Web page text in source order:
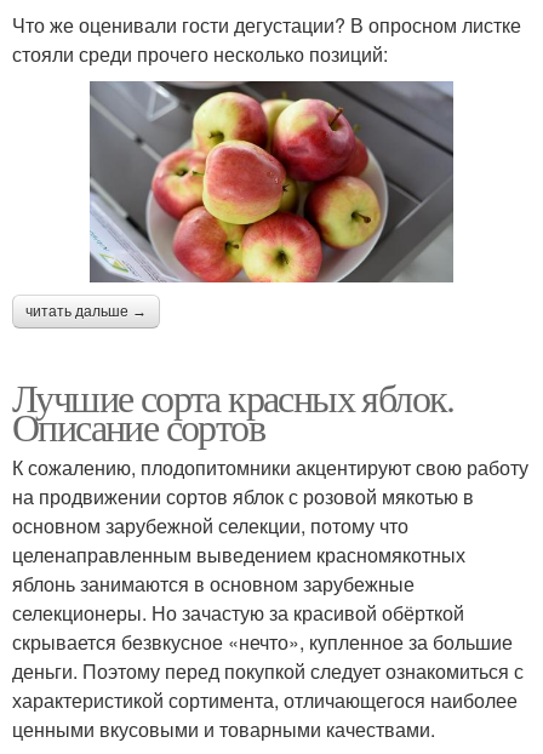
Что же оценивали гости дегустации? В опросном листке
стояли среди прочего несколько позиций:
читать дальше →
Лучшие сорта красных яблок.
Описание сортов
К сожалению, плодопитомники акцентируют свою работу
на продвижении сортов яблок с розовой мякотью в
основном зарубежной селекции, потому что
целенаправленным выведением красномякотных
яблонь занимаются в основном зарубежные
селекционеры. Но зачастую за красивой обёрткой
скрывается безвкусное «нечто», купленное за большие
деньги. Поэтому перед покупкой следует ознакомиться с
характеристикой сортимента, отличающегося наиболее
ценными вкусовыми и товарными качествами.